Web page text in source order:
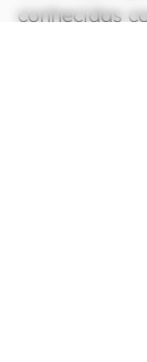
conhecidas